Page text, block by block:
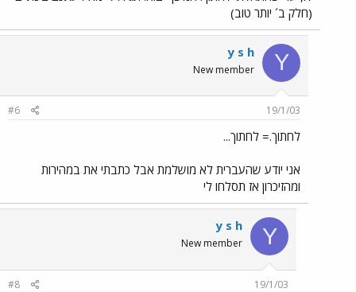
(חלק ב´ יותר טוב)
Y
y s h
New member
19/1/03
#6
לחתוך.= לחתוך...
אני יודע שהעברית לא מושלמת אבל כתבתי את במהירות
ומהזיכרון אז תסלחו לי
Y
y s h
New member
19/1/03
#8